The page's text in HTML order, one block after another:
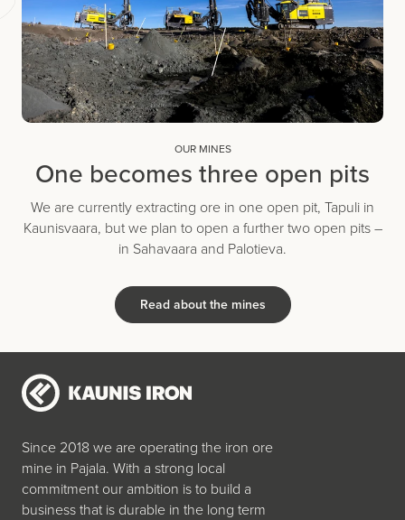
OUR MINES
One becomes three open pits
We are currently extracting ore in one open pit, Tapuli in
Kaunisvaara, but we plan to open a further two open pits –
in Sahavaara and Palotieva.
Read about the mines
Since 2018 we are operating the iron ore
mine in Pajala. With a strong local
commitment our ambition is to build a
business that is durable in the long term